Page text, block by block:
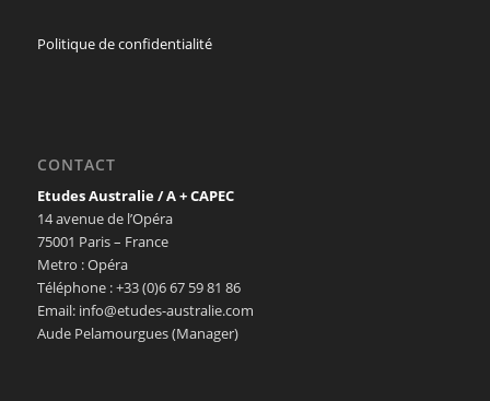
Politique de confidentialité
CONTACT
Etudes Australie / A + CAPEC
14 avenue de l’Opéra
75001 Paris – France
Metro : Opéra
Téléphone : +33 (0)6 67 59 81 86
Email: info@etudes-australie.com
Aude Pelamourgues (Manager)